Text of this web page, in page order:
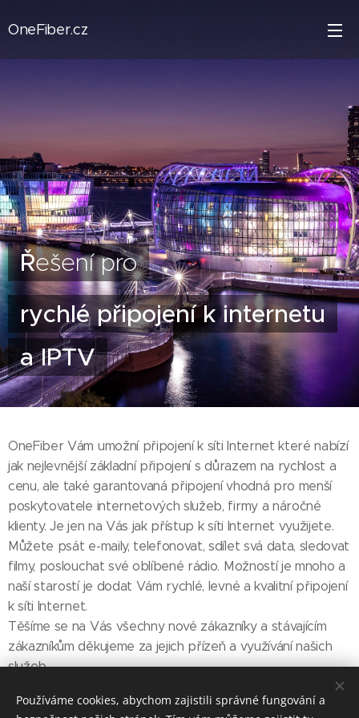
OneFiber.cz
Řešení pro
rychlé připojení k internetu
a IPTV
OneFiber Vám umožní připojení k síti Internet které nabízí
jak nejlevnější základní připojení s důrazem na rychlost a
cenu, ale také garantovaná připojení vhodná pro menší
poskytovatele internetových služeb, firmy a náročné
klienty. Je jen na Vás jak přístup k síti Internet využijete.
Můžete psát e-maily, telefonovat, sdílet svá data, sledovat
filmy, poslouchat své oblíbené rádio. Možností je mnoho a
naší starostí je dodat Vám rychlé, levné a kvalitní připojení
k síti Internet.
Těšíme se na Vás všechny nové zákazníky a stávajícím
zákazníkům děkujeme za jejich přízeň a využívání našich
služeb.
Používáme cookies, abychom zajistili správné fungování a